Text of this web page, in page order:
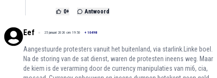
0+ Antwoord
Eef 25 januari 2026 om 19:50 + 10498
Aangestuurde protesters vanuit het buitenland, via starlink.Linke boel.
Na de storing van de sat dienst, waren de protesten ineens weg. Maar
de kiem is de verarming door de currency manipulaties van mi6, cia,